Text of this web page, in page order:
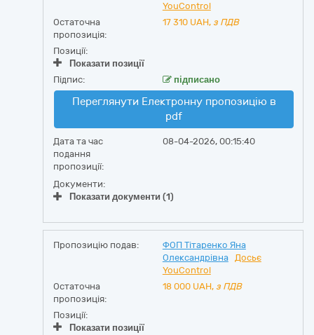
YouControl
Остаточна
пропозиція:
17 310 UAH, з ПДВ
Позиції:
Показати позиції
Підпис:
підписано
Переглянути Електронну пропозицію в
pdf
Дата та час
подання
пропозиції:
08-04-2026, 00:15:40
Документи:
Показати документи (1)
Пропозицію подав:
ФОП Тітаренко Яна
Олександрівна
Досьє
YouControl
Остаточна
пропозиція:
18 000 UAH, з ПДВ
Позиції:
Показати позиції